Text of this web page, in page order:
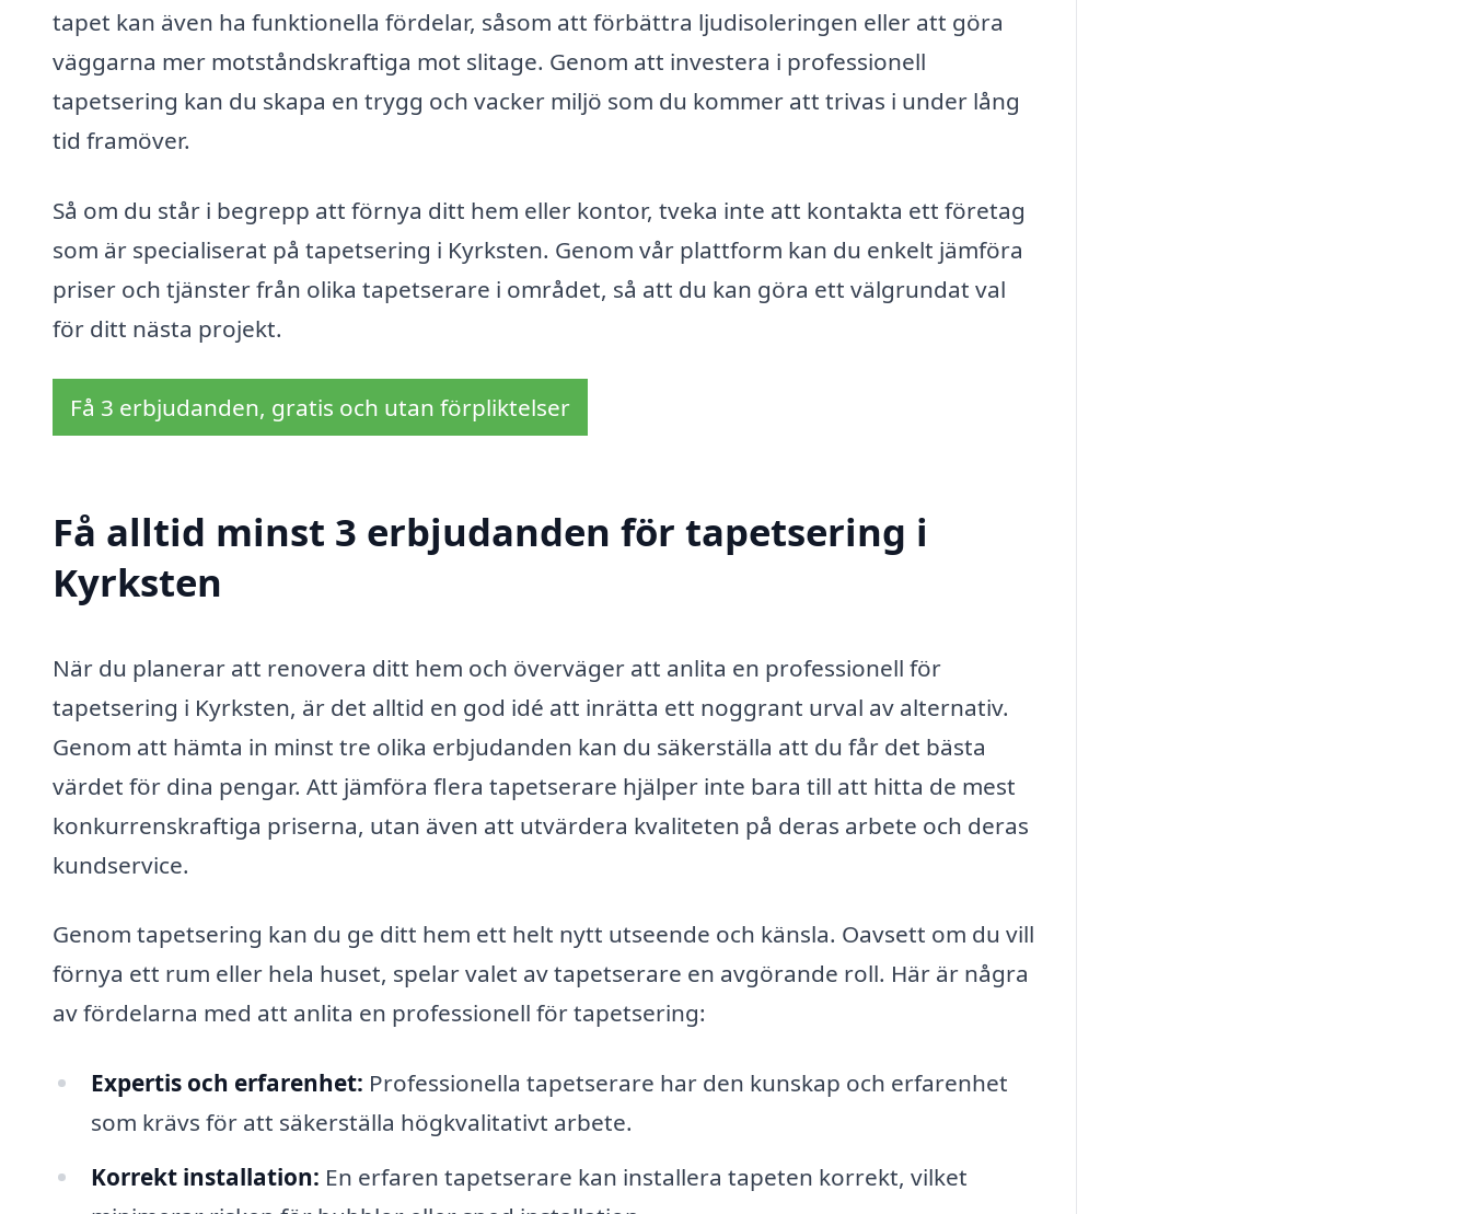
tapet kan även ha funktionella fördelar, såsom att förbättra ljudisoleringen eller att göra
väggarna mer motståndskraftiga mot slitage. Genom att investera i professionell
tapetsering kan du skapa en trygg och vacker miljö som du kommer att trivas i under lång
tid framöver.
Så om du står i begrepp att förnya ditt hem eller kontor, tveka inte att kontakta ett företag
som är specialiserat på tapetsering i Kyrksten. Genom vår plattform kan du enkelt jämföra
priser och tjänster från olika tapetserare i området, så att du kan göra ett välgrundat val
för ditt nästa projekt.
Få 3 erbjudanden, gratis och utan förpliktelser
Få alltid minst 3 erbjudanden för tapetsering i
Kyrksten
När du planerar att renovera ditt hem och överväger att anlita en professionell för
tapetsering i Kyrksten, är det alltid en god idé att inrätta ett noggrant urval av alternativ.
Genom att hämta in minst tre olika erbjudanden kan du säkerställa att du får det bästa
värdet för dina pengar. Att jämföra flera tapetserare hjälper inte bara till att hitta de mest
konkurrenskraftiga priserna, utan även att utvärdera kvaliteten på deras arbete och deras
kundservice.
Genom tapetsering kan du ge ditt hem ett helt nytt utseende och känsla. Oavsett om du vill
förnya ett rum eller hela huset, spelar valet av tapetserare en avgörande roll. Här är några
av fördelarna med att anlita en professionell för tapetsering:
Expertis och erfarenhet: Professionella tapetserare har den kunskap och erfarenhet
som krävs för att säkerställa högkvalitativt arbete.
Korrekt installation: En erfaren tapetserare kan installera tapeten korrekt, vilket